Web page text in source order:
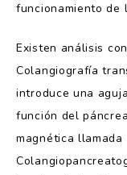
funcionamiento de
Existen análisis
Colangiografía
introduce una
función del
magnética